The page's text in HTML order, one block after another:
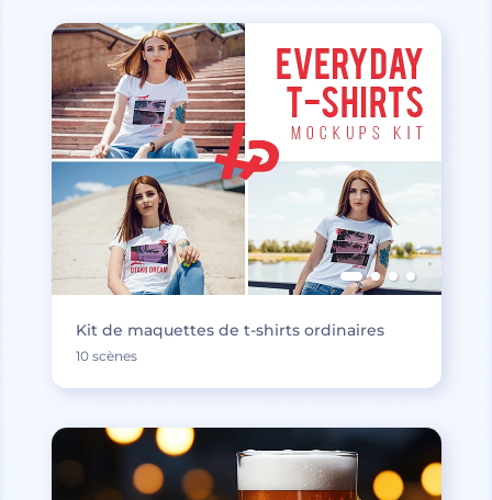
Kit de maquettes de t-shirts ordinaires
10 scènes